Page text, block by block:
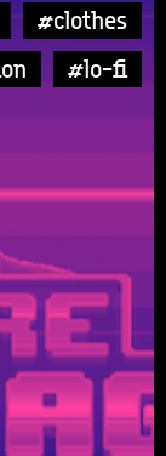
#clothes
#lo-fi